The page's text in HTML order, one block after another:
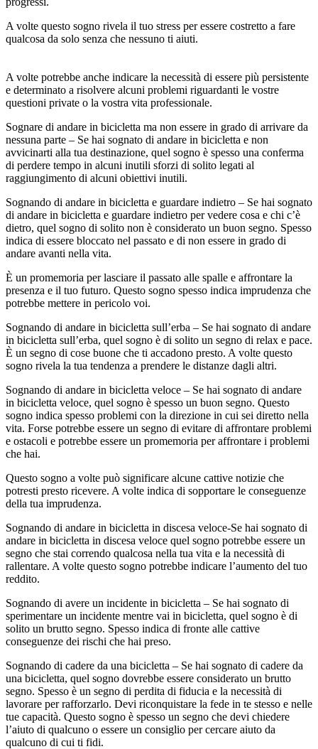
A volte questo sogno rivela il tuo stress per essere costretto a fare
qualcosa da solo senza che nessuno ti aiuti.
A volte potrebbe anche indicare la necessità di essere più persistente
e determinato a risolvere alcuni problemi riguardanti le vostre
questioni private o la vostra vita professionale.
Sognare di andare in bicicletta ma non essere in grado di arrivare da
nessuna parte – Se hai sognato di andare in bicicletta e non
avvicinarti alla tua destinazione, quel sogno è spesso una conferma
di perdere tempo in alcuni inutili sforzi di solito legati al
raggiungimento di alcuni obiettivi inutili.
Sognando di andare in bicicletta e guardare indietro – Se hai sognato
di andare in bicicletta e guardare indietro per vedere cosa e chi c’è
dietro, quel sogno di solito non è considerato un buon segno. Spesso
indica di essere bloccato nel passato e di non essere in grado di
andare avanti nella vita.
È un promemoria per lasciare il passato alle spalle e affrontare la
presenza e il tuo futuro. Questo sogno spesso indica imprudenza che
potrebbe mettere in pericolo voi.
Sognando di andare in bicicletta sull’erba – Se hai sognato di andare
in bicicletta sull’erba, quel sogno è di solito un segno di relax e pace.
È un segno di cose buone che ti accadono presto. A volte questo
sogno rivela la tua tendenza a prendere le distanze dagli altri.
Sognando di andare in bicicletta veloce – Se hai sognato di andare
in bicicletta veloce, quel sogno è spesso un buon segno. Questo
sogno indica spesso problemi con la direzione in cui sei diretto nella
vita. Forse potrebbe essere un segno di evitare di affrontare problemi
e ostacoli e potrebbe essere un promemoria per affrontare i problemi
che hai.
Questo sogno a volte può significare alcune cattive notizie che
potresti presto ricevere. A volte indica di sopportare le conseguenze
della tua imprudenza.
Sognando di andare in bicicletta in discesa veloce-Se hai sognato di
andare in bicicletta in discesa veloce quel sogno potrebbe essere un
segno che stai correndo qualcosa nella tua vita e la necessità di
rallentare. A volte questo sogno potrebbe indicare l’aumento del tuo
reddito.
Sognando di avere un incidente in bicicletta – Se hai sognato di
sperimentare un incidente mentre vai in bicicletta, quel sogno è di
solito un brutto segno. Spesso indica di fronte alle cattive
conseguenze dei rischi che hai preso.
Sognando di cadere da una bicicletta – Se hai sognato di cadere da
una bicicletta, quel sogno dovrebbe essere considerato un brutto
segno. Spesso è un segno di perdita di fiducia e la necessità di
lavorare per rafforzarlo. Devi riconquistare la fede in te stesso e nelle
tue capacità. Questo sogno è spesso un segno che devi chiedere
l’aiuto di qualcuno o essere un consiglio per cercare aiuto da
qualcuno di cui ti fidi.